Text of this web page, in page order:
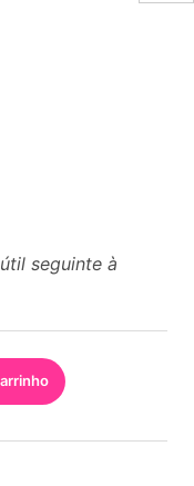
seguinte à